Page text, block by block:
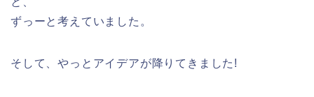
ずっーと考えていました。
そして、やっとアイデアが降りてきました!